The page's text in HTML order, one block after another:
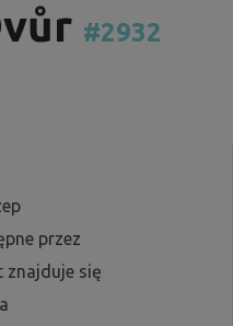
#2932
przez
znajduje się